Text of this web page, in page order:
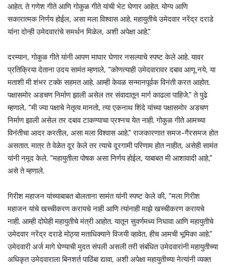
आहेत. ते गणेश गीते आणि गोकुळ गीते यांची भेट घेणार आहेत. योग्य आणि
सकारात्मक निर्णय होईल, असा मला विश्वास आहे. महायुतीचे उमेदवार नरेंद्र दराडे
यांना दोन्ही उमेदवारांचे समर्थन मिळेल, अशी अपेक्षा आहे.”
दरम्यान, गोकुळ गीते यांनी आपण माघार घेणार नसल्याचे स्पष्ट केले आहे. यावर
प्रतिक्रिया देताना उदय सामंत म्हणाले, “कोणत्याही उमेदवारावर दबाव आणू नये, या
मताशी मी शंभर टक्के सहमत आहे. आम्ही केवळ सन्मानपूर्वक विनंती करत आहोत.
पक्षासमोर अडचण निर्माण झाली असेल तर संवादातून मार्ग काढला पाहिजे.” ते पुढे
म्हणाले, “मी ज्या पक्षाचे नेतृत्व मानतो, त्या एकनाथ शिंदे यांच्या पक्षासमोर अडचण
निर्माण झाली असेल तर दबाव टाकण्याचा प्रश्नच येत नाही. गोकुळ गीते आमच्या
विनंतीचा आदर करतील, असा मला विश्वास आहे.” राजकारणात समज-गैरसमज होत
असतात. मात्र ते वेळेत दूर केले तर त्याचे दूरगामी परिणाम होत नाहीत, असेही सामंत
यांनी नमूद केले. “महायुतीला पोषक असा निर्णय होईल, याबाबत मी आशावादी आहे,”
असे ते म्हणाले.
गिरीश महाजन यांच्याबाबत बोलताना सामंत यांनी स्पष्ट केले की, “मला गिरीश
महाजन यांचे खच्चीकरण करायचे नाही आणि त्यांनाही माझे खच्चीकरण करायचे
नाही. आम्ही दोघेही महायुतीचे मंत्री आहोत. यातून सुवर्णमध्य निघावा आणि महायुतीचे
उमेदवार नरेंद्र दराडे मोठ्या मताधिक्याने विजयी व्हावेत, हीच आमची भूमिका आहे.”
उमेदवारी अर्ज मागे घेण्याची मुदत संपली असली तरी संबंधित उमेदवारांनी महायुतीच्या
अधिकृत उमेदवाराला बिनशर्त पाठिंबा द्यावा, अशी अपेक्षा महायुतीच्या नेत्यांनी व्यक्त